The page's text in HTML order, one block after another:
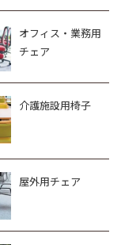
オフィス・業務用
チェア
介護施設用椅子
屋外用チェア